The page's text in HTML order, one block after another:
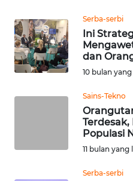
Serba-serbi
Ini
dan
10 bulan yang
Sains-Tekno
Populasi
11 bulan yang
Serba-serbi
DISCLAIMER
Wahana
News
Regional